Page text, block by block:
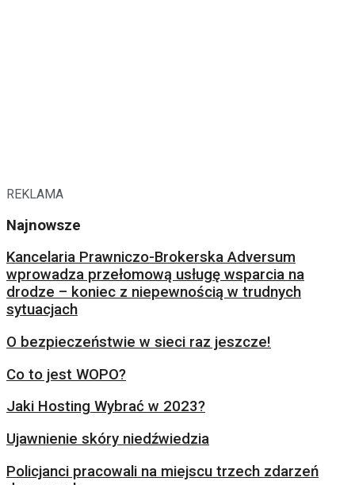
REKLAMA
Najnowsze
Kancelaria Prawniczo-Brokerska Adversum
wprowadza przełomową usługę wsparcia na
drodze – koniec z niepewnością w trudnych
sytuacjach
O bezpieczeństwie w sieci raz jeszcze!
Co to jest WOPO?
Jaki Hosting Wybrać w 2023?
Ujawnienie skóry niedźwiedzia
Policjanci pracowali na miejscu trzech zdarzeń